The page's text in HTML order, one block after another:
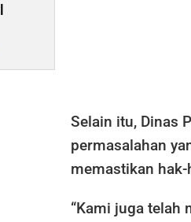
Selain itu, Dinas
permasalahan
memastikan
“Kami juga telah